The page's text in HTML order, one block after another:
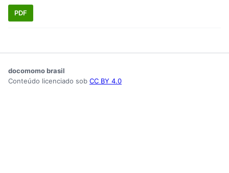
PDF
docomomo brasil
Conteúdo licenciado sob CC BY 4.0